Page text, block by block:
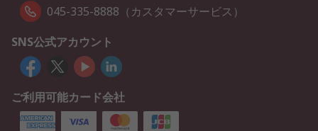
045-335-8888（カスタマーサービス）
SNS公式アカウント
ご利用可能カード会社